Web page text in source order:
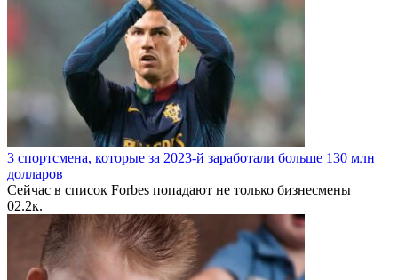
3 спортсмена, которые за 2023-й заработали больше 130 млн
долларов
Сейчас в список Forbes попадают не только бизнесмены
02.2к.